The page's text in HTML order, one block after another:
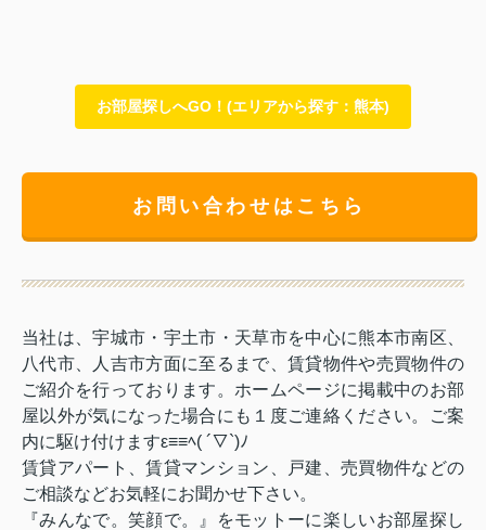
お部屋探しへGO！(エリアから探す：熊本)
お問い合わせはこちら
当社は、宇城市・宇土市・天草市を中心に熊本市南区、
八代市、人吉市方面に至るまで、賃貸物件や売買物件の
ご紹介を行っております。ホームページに掲載中のお部
屋以外が気になった場合にも１度ご連絡ください。ご案
内に駆け付けますε≡≡ﾍ( ´▽`)ﾉ
賃貸アパート、賃貸マンション、戸建、売買物件などの
ご相談などお気軽にお聞かせ下さい。
『みんなで。笑顔で。』をモットーに楽しいお部屋探し